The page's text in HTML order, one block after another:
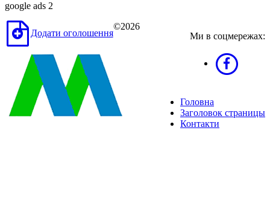
google ads 2
Додати оголошення Ми в соцмережах:
©2026
Головна
Заголовок страницы
Контакти